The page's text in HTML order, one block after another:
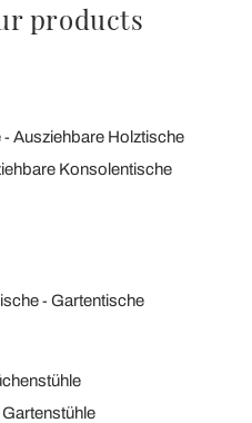
products
Ausziehbare Holztische
Konsolentische
Gartentische
Gartenstühle